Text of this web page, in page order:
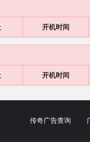
开机时间
开机时间
传奇广告查询